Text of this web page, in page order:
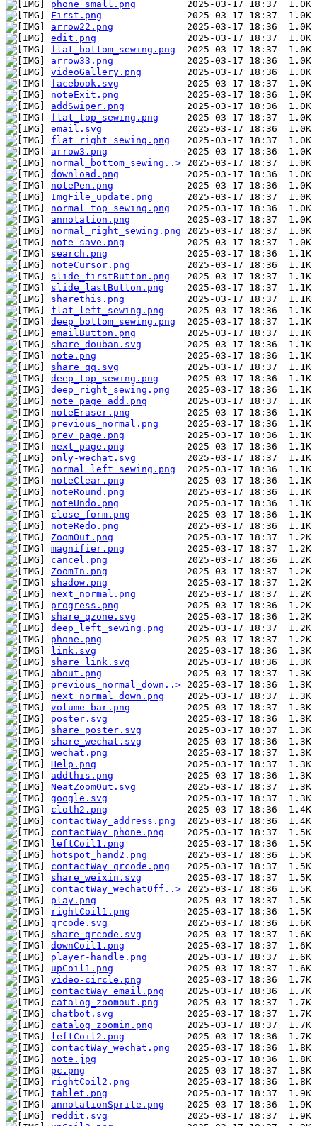
phone_small.png
First.png
arrow22.png
edit.png
flat_bottom_sewing.png
arrow33.png
videoGallery.png
facebook.svg
noteExit.png
addSwiper.png
flat_top_sewing.png
email.svg
flat_right_sewing.png
arrow3.png
normal_bottom_sewing..>
download.png
notePen.png
ImgFile_update.png
normal_top_sewing.png
annotation.png
normal_right_sewing.png
note_save.png
search.png
noteCursor.png
slide_firstButton.png
slide_lastButton.png
sharethis.png
flat_left_sewing.png
deep_bottom_sewing.png
emailButton.png
share_douban.svg
note.png
share_qq.svg
deep_top_sewing.png
deep_right_sewing.png
note_page_add.png
noteEraser.png
previous_normal.png
prev_page.png
next_page.png
only-wechat.svg
normal_left_sewing.png
noteClear.png
noteRound.png
noteUndo.png
close_form.png
noteRedo.png
ZoomOut.png
magnifier.png
cancel.png
ZoomIn.png
shadow.png
next_normal.png
progress.png
share_qzone.svg
deep_left_sewing.png
phone.png
link.svg
share_link.svg
about.png
previous_normal_down..>
next_normal_down.png
volume-bar.png
poster.svg
share_poster.svg
share_wechat.svg
wechat.png
Help.png
addthis.png
NeatZoomOut.svg
google.svg
cloth2.png
contactWay_address.png
contactWay_phone.png
leftCoil1.png
hotspot_hand2.png
contactWay_qrcode.png
share_weixin.svg
contactWay_wechatOff..>
play.png
rightCoil1.png
qrcode.svg
share_qrcode.svg
downCoil1.png
player-handle.png
upCoil1.png
video-circle.png
contactWay_email.png
catalog_zoomout.png
chatbot.svg
catalog_zoomin.png
leftCoil2.png
contactWay_wechat.png
note.jpg
pc.png
rightCoil2.png
tablet.png
annotationSprite.png
reddit.svg